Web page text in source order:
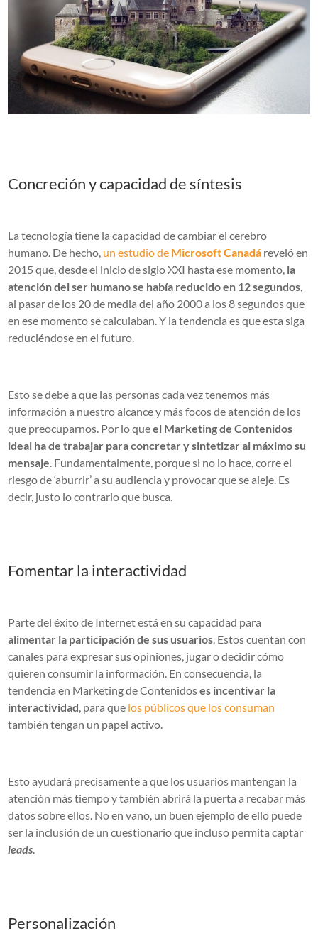
Concreción y capacidad de síntesis
La tecnología tiene la capacidad de cambiar el cerebro
humano. De hecho, un estudio de Microsoft Canadá reveló en
2015 que, desde el inicio de siglo XXI hasta ese momento, la
atención del ser humano se había reducido en 12 segundos
al pasar de los 20 de media del año 2000 a los 8 segundos que
en ese momento se calculaban. Y la tendencia es que esta siga
reduciéndose en el futuro.
Esto se debe a que las personas cada vez tenemos más
información a nuestro alcance y más focos de atención de los
que preocuparnos. Por lo queel Marketing de Contenidos
ideal ha de trabajar para concretar y sintetizar al máximo su
mensaje . Fundamentalmente, porque si no lo hace, corre el
riesgo de ‘aburrir’ a su audiencia y provocar que se aleje. Es
decir, justo lo contrario que busca.
Fomentar la interactividad
Parte del éxito de Internet está en su capacidad para
alimentar la participación de sus usuarios . Estos cuentan con
canales para expresar sus opiniones, jugar o decidir cómo
quieren consumir la información. En consecuencia, la
tendencia en Marketing de Contenidoses incentivar la
interactividad , para que los públicos que los consuman
también tengan un papel activo.
Esto ayudará precisamente a que los usuarios mantengan la
atención más tiempo y también abrirá la puerta a recabar más
datos sobre ellos. No en vano, un buen ejemplo de ello puede
ser la inclusión de un cuestionario que incluso permita captar
leads
Personalización